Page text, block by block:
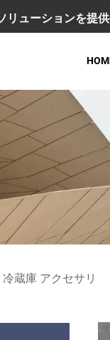
ューションを提
冷蔵庫 アクセサリ